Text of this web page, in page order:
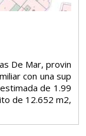
De Mar, provin
con una sup
de 1.99
de 12.652 m2,